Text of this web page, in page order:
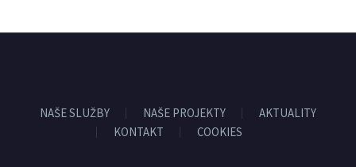
NAŠE SLUŽBY NAŠE PROJEKTY
AKTUALITY
KONTAKT
COOKIES